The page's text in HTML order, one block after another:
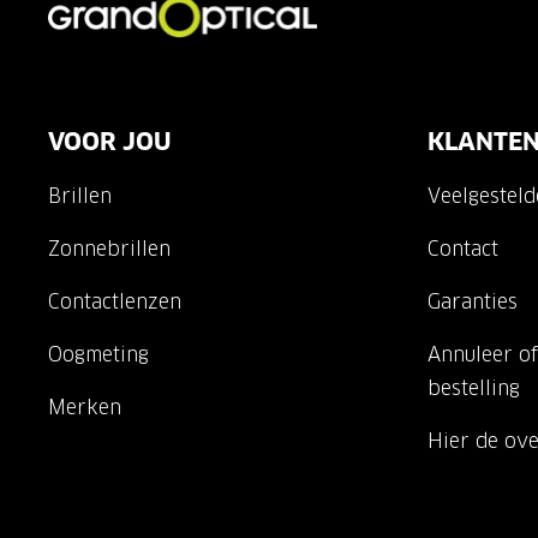
VOOR JOU
Brillen
Zonnebrillen
Contactlenzen
Oogmeting
Merken
Contact
Garanties
Annuleer
bestelling
Hier de